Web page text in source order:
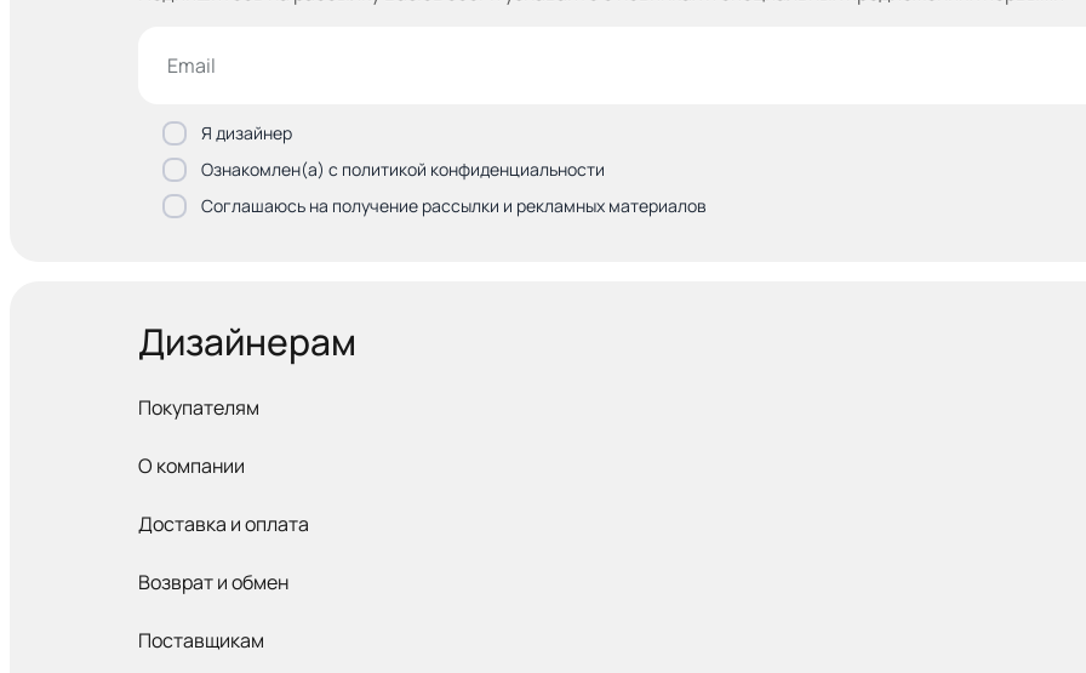
Я дизайнер
Ознакомлен(а) с политикой конфиденциальности
Соглашаюсь на получение рассылки и рекламных материалов
Дизайнерам
Покупателям
О компании
Доставка и оплата
Возврат и обмен
Поставщикам